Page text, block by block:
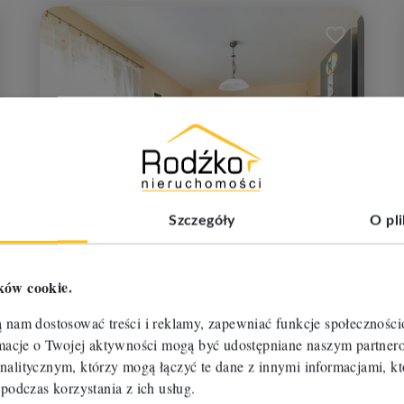
Szczegóły O
cookie.
dostosować treści i reklamy, zapewniać funkcje
o Twojej aktywności mogą być udostępniane naszym
którzy mogą łączyć te dane z innymi informacjami,
korzystania z ich usług.
ulubionych
Oferta na wyłączność
Dodaj do
Dom na sprzedaż
Szubin (gw), Szubin-Wieś
7 pokoi 261 m2 2 297,92 zł/m2
649 000 zł
RBM-DS-112243